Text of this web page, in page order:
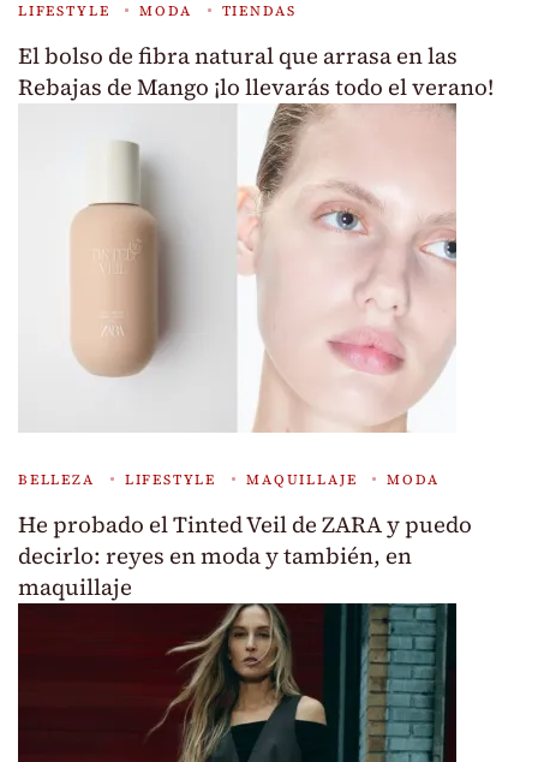
LIFESTYLE MODA TIENDAS
El bolso de fibra natural que arrasa en las
Rebajas de Mango ¡lo llevarás todo el verano!
BELLEZA LIFESTYLE MAQUILLAJE MODA
He probado el Tinted Veil de ZARA y puedo
decirlo: reyes en moda y también, en
maquillaje